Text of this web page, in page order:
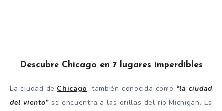
Descubre Chicago en 7 lugares imperdibles
La ciudad de Chicago, también conocida como “la ciudad
del viento” se encuentra a las orillas del río Michigan. Es